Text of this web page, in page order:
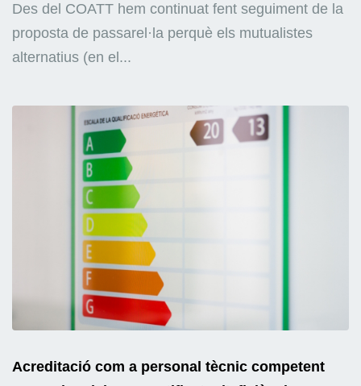
Des del COATT hem continuat fent seguiment de la
proposta de passarel·la perquè els mutualistes
alternatius (en el...
Acreditació com a personal tècnic competent